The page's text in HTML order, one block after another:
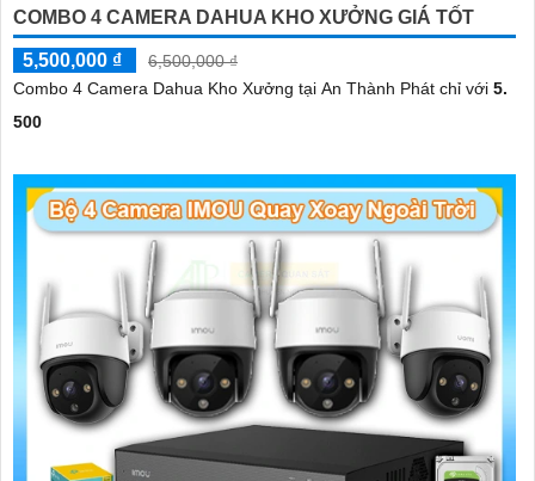
COMBO 4 CAMERA DAHUA KHO XƯỞNG GIÁ TỐT
5,500,000 ₫
6,500,000 ₫
Combo 4 Camera Dahua Kho Xưởng tại An Thành Phát chỉ với 5.
500